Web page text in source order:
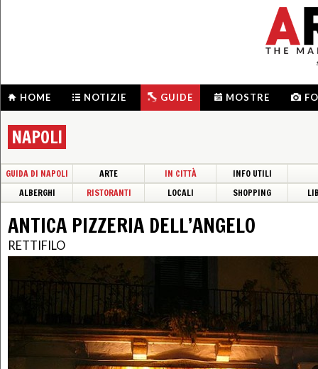
HOME NOTIZIE GUIDE MOSTRE
NAPOLI
GUIDA DI NAPOLI ARTE IN CITTÀ
INFO UTILI
ALBERGHI
RISTORANTI LOCALI SHOPPING
ANTICA PIZZERIA DELL’ANGELO
RETTIFILO